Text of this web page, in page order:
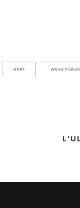
GPFF GRAN